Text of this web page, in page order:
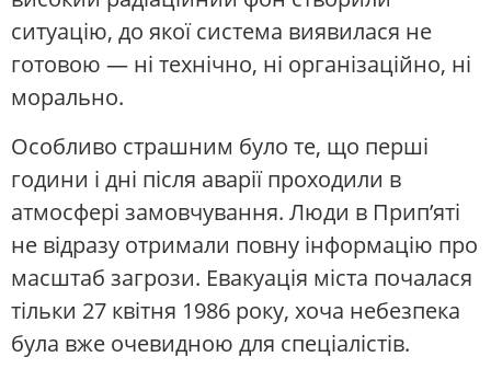
ситуацію, до якої система виявилася не
готовою — ні технічно, ні організаційно, ні
морально.
Особливо страшним було те, що перші
години і дні після аварії проходили в
атмосфері замовчування. Люди в Прип’яті
не відразу отримали повну інформацію про
масштаб загрози. Евакуація міста почалася
тільки 27 квітня 1986 року, хоча небезпека
була вже очевидною для спеціалістів.